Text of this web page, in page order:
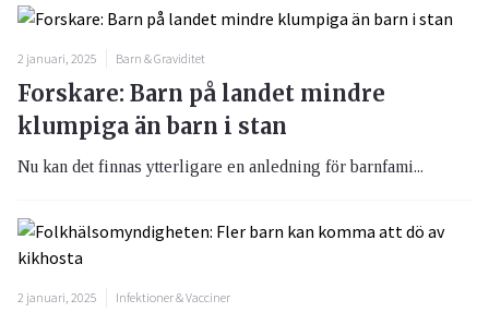
2 januari, 2025 Barn & Graviditet
Forskare: Barn på landet mindre
klumpiga än barn i stan
Nu kan det finnas ytterligare en anledning för barnfami...
2 januari, 2025 Infektioner & Vacciner